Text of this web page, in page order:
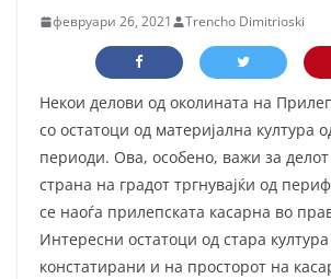
февруари 26, 2021 Trencho Dimitrioski
Некои делови од околината на
со остатоци од материјална култура
периоди. Ова, особено, важи за
страна на градот тргнувајќи од
се наоѓа прилепската касарна во
Интересни остатоци од стара култура
констатирани и на просторот на